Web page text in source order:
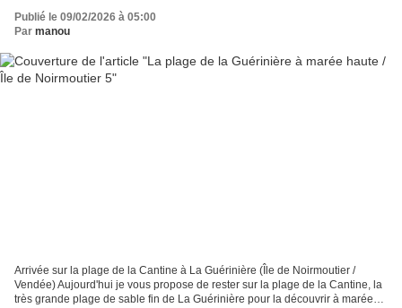
Publié le 09/02/2026 à 05:00
Par manou
Arrivée sur la plage de la Cantine à La Guérinière (Île de Noirmoutier /
Vendée) Aujourd'hui je vous propose de rester sur la plage de la Cantine, la
très grande plage de sable fin de La Guérinière pour la découvrir à marée